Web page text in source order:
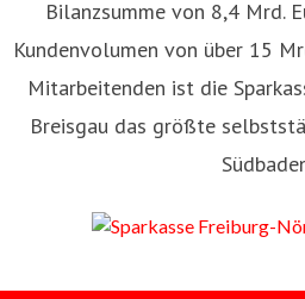
Bilanzsumme von 8,4 Mrd.
Kundenvolumen von über 15
Mitarbeitenden ist die
Breisgau das größte